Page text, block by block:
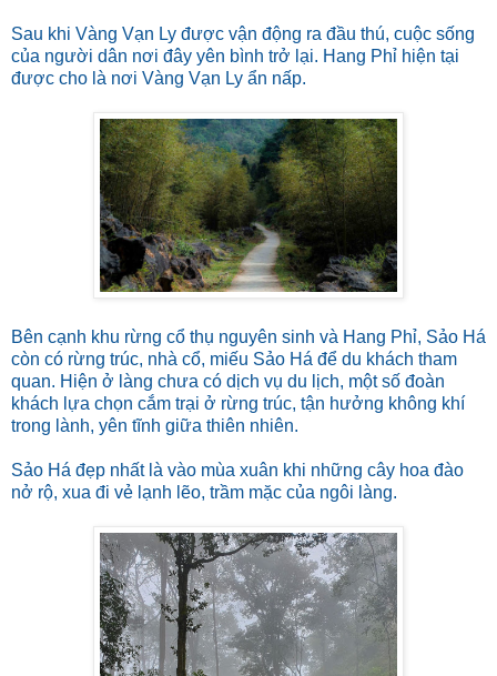
Sau khi Vàng Vạn Ly được vận động ra đầu thú, cuộc sống
của người dân nơi đây yên bình trở lại. Hang Phỉ hiện tại
được cho là nơi Vàng Vạn Ly ẩn nấp.
Bên cạnh khu rừng cổ thụ nguyên sinh và Hang Phỉ, Sảo Há
còn có rừng trúc, nhà cổ, miếu Sảo Há để du khách tham
quan. Hiện ở làng chưa có dịch vụ du lịch, một số đoàn
khách lựa chọn cắm trại ở rừng trúc, tận hưởng không khí
trong lành, yên tĩnh giữa thiên nhiên.
​​Sảo Há đẹp nhất là vào mùa xuân khi những cây hoa đào
nở rộ, xua đi vẻ lạnh lẽo, trầm mặc của ngôi làng.